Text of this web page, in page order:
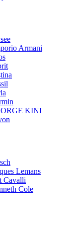
Armani
KINI
Lemans
Cavalli
Cole